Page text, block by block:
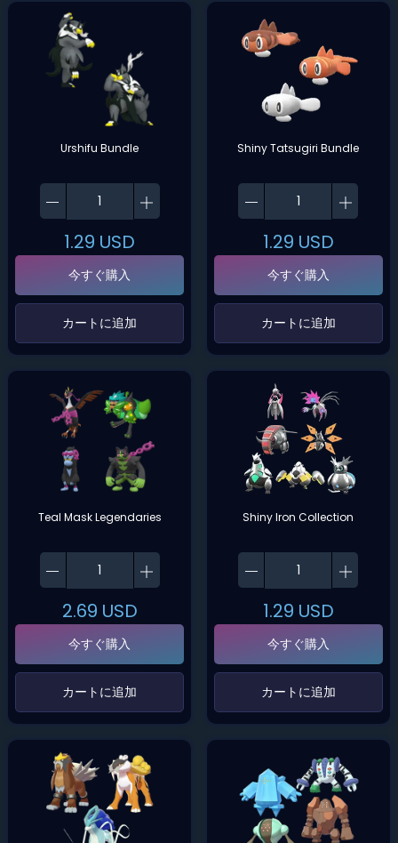
Urshifu Bundle
1.29 USD
今すぐ購入
‌カートに追加‌
Shiny Tatsugiri Bundle
1.29 USD
今すぐ購入
‌カートに追加‌
Teal Mask Legendaries
2.69 USD
今すぐ購入
‌カートに追加‌
Shiny Iron Collection
1.29 USD
今すぐ購入
‌カートに追加‌